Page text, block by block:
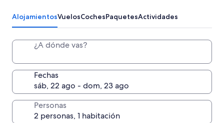
AlojamientosVuelosCochesPaquetesActividades
¿A dónde vas?
Fechas
Personas